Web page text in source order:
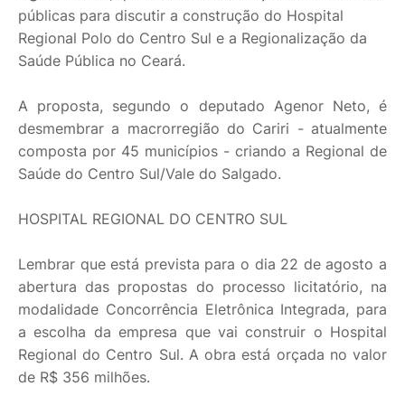
públicas para discutir a construção do Hospital
Regional Polo do Centro Sul e a Regionalização da
Saúde Pública no Ceará.
A proposta, segundo o deputado Agenor Neto, é
desmembrar a macrorregião do Cariri - atualmente
composta por 45 municípios - criando a Regional de
Saúde do Centro Sul/Vale do Salgado.
HOSPITAL REGIONAL DO CENTRO SUL
Lembrar que está prevista para o dia 22 de agosto a
abertura das propostas do processo licitatório, na
modalidade Concorrência Eletrônica Integrada, para
a escolha da empresa que vai construir o Hospital
Regional do Centro Sul. A obra está orçada no valor
de R$ 356 milhões.